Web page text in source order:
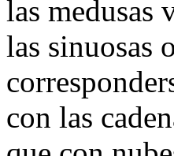
las medusas
las sinuosas
con las